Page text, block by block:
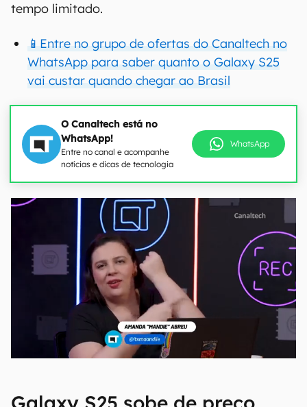
tempo limitado.
📱Entre no grupo de ofertas do Canaltech no
WhatsApp para saber quanto o Galaxy S25
vai custar quando chegar ao Brasil
O Canaltech está no
WhatsApp!
Entre no canal e acompanhe
notícias e dicas de tecnologia
WhatsApp